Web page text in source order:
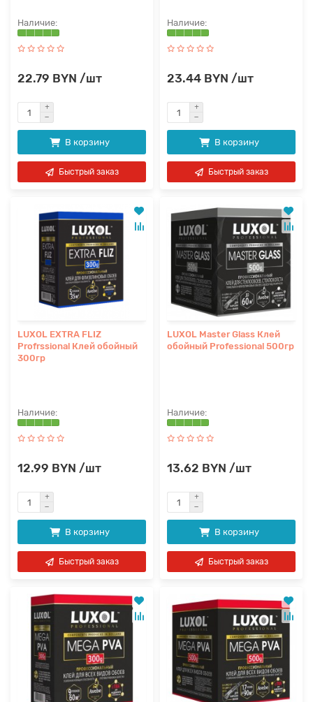
22.79 BYN /шт
В корзину
Быстрый заказ
23.44 BYN /шт
В корзину
Быстрый заказ
LUXOL EXTRA FLIZ
Profrssional Клей обойный
300гр
12.99 BYN /шт
В корзину
Быстрый заказ
LUXOL Master Glass Клей
обойный Professional 500гр
13.62 BYN /шт
В корзину
Быстрый заказ